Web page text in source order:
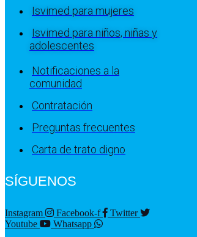
Isvimed para mujeres
Isvimed para niños, niñas y
adolescentes
Notificaciones a la
comunidad
Contratación
Preguntas frecuentes
Carta de trato digno
SÍGUENOS
Instagram Facebook-f
Twitter
Youtube
Whatsapp